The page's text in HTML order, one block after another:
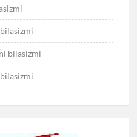
bilasizmi